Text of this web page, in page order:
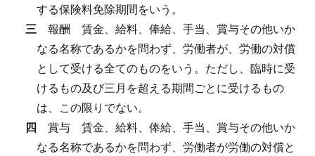
する保険料免除期間をいう。
三
報酬
賃金、給料、俸給、手当、賞与その他いか
なる名称であるかを問わず、労働者が、労働の対償
として受ける全てのものをいう。 ただし、臨時に受
けるもの及び三月を超える期間ごとに受けるもの
は、この限りでない。
四
賞与
賃金、給料、俸給、手当、賞与その他いか
なる名称であるかを問わず、労働者が労働の対償と